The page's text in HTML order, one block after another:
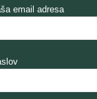
email adresa